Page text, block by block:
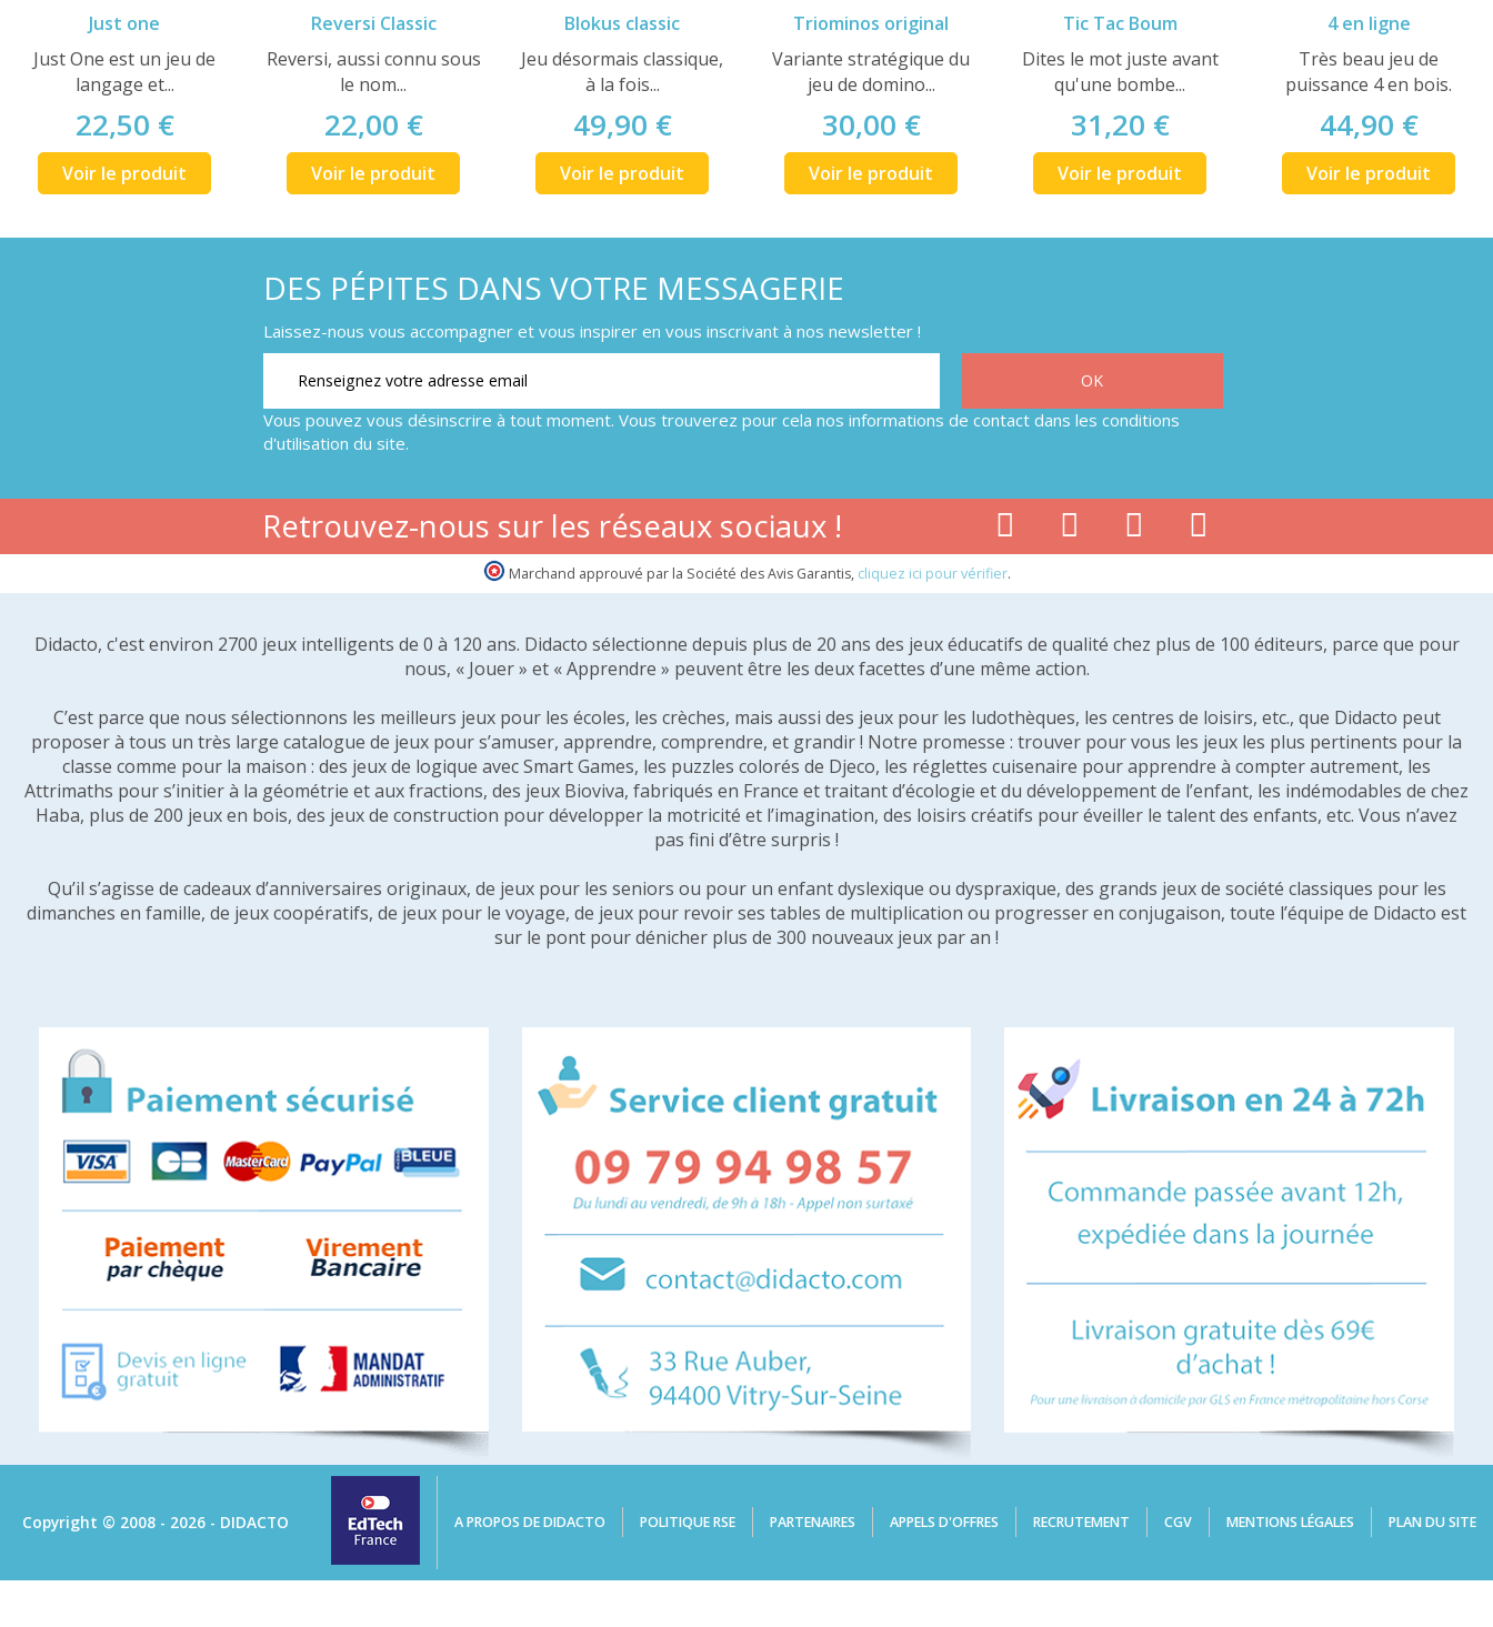
Just one
Just One est un jeu de
langage et...
22,50 €
Voir le produit
Reversi Classic
Reversi, aussi connu sous
le nom...
22,00 €
Voir le produit
Blokus classic
Jeu désormais classique,
à la fois...
49,90 €
Voir le produit
Triominos original
Variante stratégique du
jeu de domino...
30,00 €
Voir le produit
Tic Tac Boum
Dites le mot juste avant
qu'une bombe...
31,20 €
Voir le produit
4 en ligne
Très beau jeu de
puissance 4 en bois.
44,90 €
Voir le produit
DES PÉPITES DANS VOTRE MESSAGERIE
Laissez-nous vous accompagner et vous inspirer en vous inscrivant à nos newsletter !
Vous pouvez vous désinscrire à tout moment. Vous trouverez pour cela nos informations de contact dans les conditions
d'utilisation du site.
Retrouvez-nous sur les réseaux sociaux !
Marchand approuvé par la Société des Avis Garantis, cliquez ici pour vérifier.
Didacto, c'est environ 2700 jeux intelligents de 0 à 120 ans. Didacto sélectionne depuis plus de 20 ans des jeux éducatifs de qualité chez plus de 100 éditeurs, parce que pour
nous, « Jouer » et « Apprendre » peuvent être les deux facettes d’une même action.
C’est parce que nous sélectionnons les meilleurs jeux pour les écoles, les crèches, mais aussi des jeux pour les ludothèques, les centres de loisirs, etc., que Didacto peut
proposer à tous un très large catalogue de jeux pour s’amuser, apprendre, comprendre, et grandir ! Notre promesse : trouver pour vous les jeux les plus pertinents pour la
classe comme pour la maison : des jeux de logique avec Smart Games, les puzzles colorés de Djeco, les réglettes cuisenaire pour apprendre à compter autrement, les
Attrimaths pour s’initier à la géométrie et aux fractions, des jeux Bioviva, fabriqués en France et traitant d’écologie et du développement de l’enfant, les indémodables de chez
Haba, plus de 200 jeux en bois, des jeux de construction pour développer la motricité et l’imagination, des loisirs créatifs pour éveiller le talent des enfants, etc. Vous n’avez
pas fini d’être surpris !
Qu’il s’agisse de cadeaux d’anniversaires originaux, de jeux pour les seniors ou pour un enfant dyslexique ou dyspraxique, des grands jeux de société classiques pour les
dimanches en famille, de jeux coopératifs, de jeux pour le voyage, de jeux pour revoir ses tables de multiplication ou progresser en conjugaison, toute l’équipe de Didacto est
sur le pont pour dénicher plus de 300 nouveaux jeux par an !
Copyright © 2008 - 2026 - DIDACTO A PROPOS DE DIDACTO POLITIQUE RSE PARTENAIRES APPELS D'OFFRES RECRUTEMENT CGV MENTIONS LÉGALES PLAN DU SITE